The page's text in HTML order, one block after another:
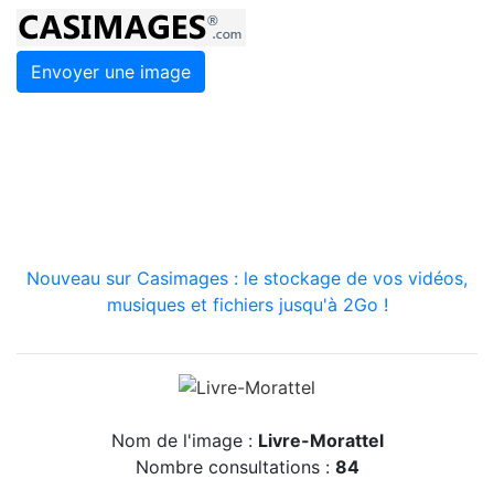
Envoyer une image
Nouveau sur Casimages : le stockage de vos vidéos,
musiques et fichiers jusqu'à 2Go !
Nom de l'image : Livre-Morattel
Nombre consultations : 84